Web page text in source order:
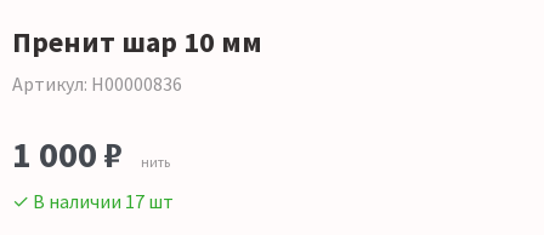
Пренит шар 10 мм
Артикул: Н00000836
1 000 ₽ нить
✓ В наличии 17 шт